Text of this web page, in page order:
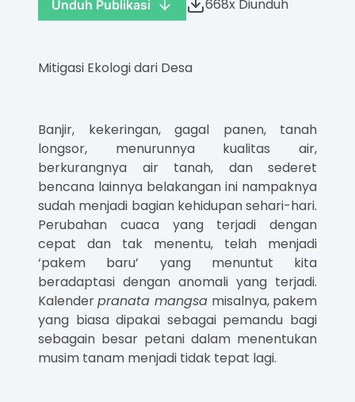
Unduh Publikasi 668x Diunduh
Mitigasi Ekologi dari Desa
Banjir, kekeringan, gagal panen, tanah
longsor, menurunnya kualitas air,
berkurangnya air tanah, dan sederet
bencana lainnya belakangan ini nampaknya
sudah menjadi bagian kehidupan sehari-hari.
Perubahan cuaca yang terjadi dengan
cepat dan tak menentu, telah menjadi
‘pakem baru’ yang menuntut kita
beradaptasi dengan anomali yang terjadi.
Kalenderpranata mangsa misalnya, pakem
yang biasa dipakai sebagai pemandu bagi
sebagain besar petani dalam menentukan
musim tanam menjadi tidak tepat lagi.